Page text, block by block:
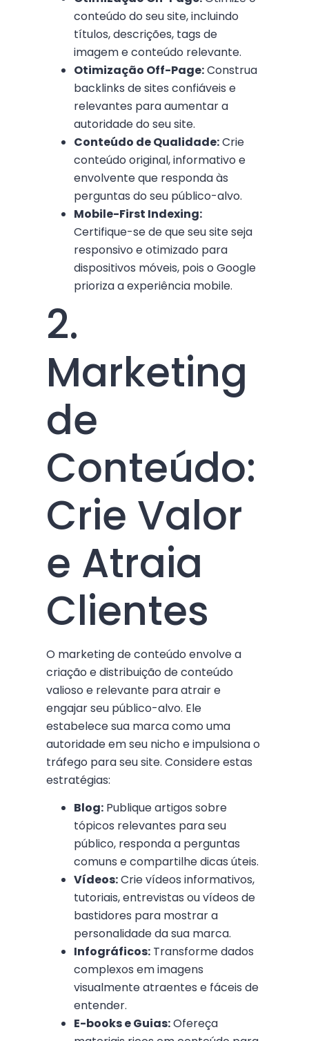
conteúdo do seu site, incluindo
títulos, descrições, tags de
imagem e conteúdo relevante.
Otimização Off-Page:Construa
backlinks de sites confiáveis e
relevantes para aumentar a
autoridade do seu site.
Conteúdo de Qualidade:Crie
conteúdo original, informativo e
envolvente que responda às
perguntas do seu público-alvo.
Mobile-First Indexing:
Certifique-se de que seu site seja
responsivo e otimizado para
dispositivos móveis, pois o Google
prioriza a experiência mobile.
2.
Marketing
de
Conteúdo:
Crie Valor
e Atraia
Clientes
O marketing de conteúdo envolve a
criação e distribuição de conteúdo
valioso e relevante para atrair e
engajar seu público-alvo. Ele
estabelece sua marca como uma
autoridade em seu nicho e impulsiona o
tráfego para seu site. Considere estas
estratégias:
Blog: Publique artigos sobre
tópicos relevantes para seu
público, responda a perguntas
comuns e compartilhe dicas úteis.
Vídeos:Crie vídeos informativos,
tutoriais, entrevistas ou vídeos de
bastidores para mostrar a
personalidade da sua marca.
Infográficos: Transforme dados
complexos em imagens
visualmente atraentes e fáceis de
entender.
E-books e Guias:Ofereça